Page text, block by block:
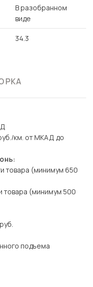
В разобранном
виде
34.3
км. от МКАД до
товара (минимум 650
товара (минимум 500
подъема